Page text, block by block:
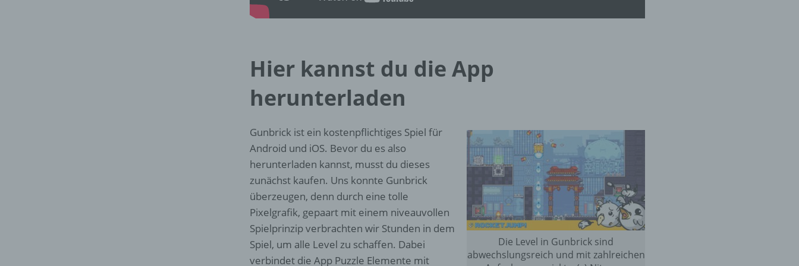
Hier kannst du die App
herunterladen
Die Level in Gunbrick sind
abwechslungsreich und mit zahlreichen
Gunbrick ist ein kostenpflichtiges Spiel für
Android und iOS. Bevor du es also
herunterladen kannst, musst du dieses
zunächst kaufen. Uns konnte Gunbrick
überzeugen, denn durch eine tolle
Pixelgrafik, gepaart mit einem niveauvollen
Spielprinzip verbrachten wir Stunden in dem
Spiel, um alle Level zu schaffen. Dabei
verbindet die App Puzzle Elemente mit
e) Profiling
personenbezogener Daten, die darin besteht, dass diese
personenbezogenen Daten verwendet werden, um bestimmte
persönliche Aspekte, die sich auf eine natürliche Person beziehen,
zu bewerten, insbesondere, um Aspekte bezüglich Arbeitsleistung,
wirtschaftlicher Lage, Gesundheit, persönlicher Vorlieben, Interessen,
Zuverlässigkeit, Verhalten, Aufenthaltsort oder Ortswechsel dieser
natürlichen Person zu analysieren oder vorherzusagen.
f) Pseudonymisierung